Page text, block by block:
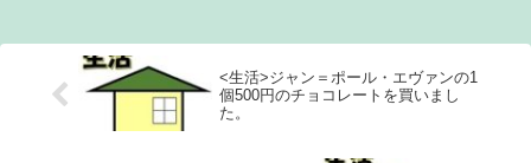
<生活>ジャン＝ポール・エヴァンの1
個500円のチョコレートを買いまし
た。